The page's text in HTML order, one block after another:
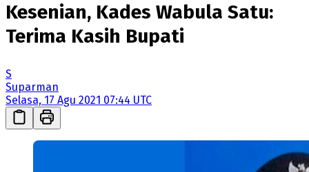
Kesenian, Kades Wabula Satu:
Terima Kasih Bupati
S
Suparman
Selasa, 17 Agu 2021 07:44 UTC